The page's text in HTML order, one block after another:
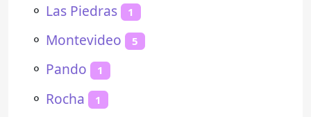
⚬ Las Piedras 1
⚬ Montevideo 5
⚬ Pando 1
⚬ Rocha 1